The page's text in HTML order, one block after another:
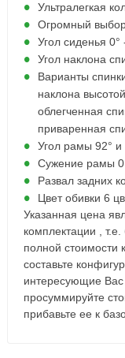
Ультралегкая
Огромный
Угол сиденья 0°
Угол наклона
Варианты
наклона
облегченная
приваренная
Угол рамы 92° и
Сужение рамы
Развал задних
Цвет обивки 6
Указанная цена
комплектации ,
полной стоимости
составьте
интересующие
просуммируйте
прибавьте ее к